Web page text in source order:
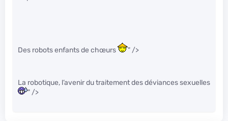
Des robots enfants de chœurs " />
La robotique, l’avenir du traitement des déviances sexuelles
" />